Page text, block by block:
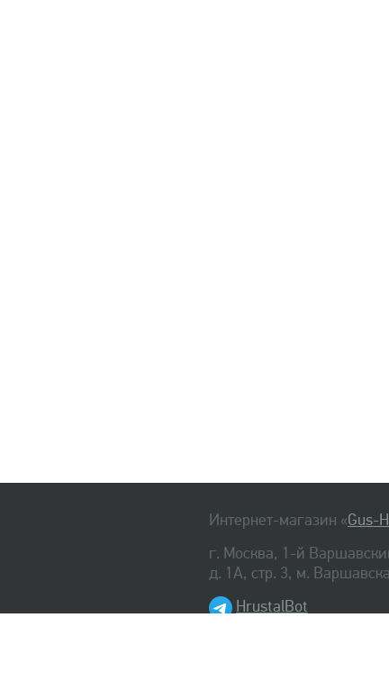
Интернет-магазин «Gus-
г. Москва, 1-й
д. 1А, стр. 3, м.
HrustalBot